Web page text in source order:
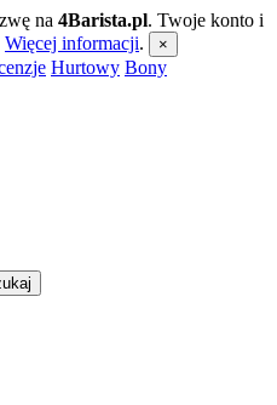
na 4Barista.pl. Twoje konto i
Więcej informacji. ×
Hurtowy Bony